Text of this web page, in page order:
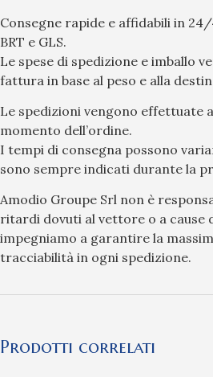
Consegne rapide e affidabili in
BRT e GLS.
Le spese di spedizione e imballo
fattura in base al peso e alla
Le spedizioni vengono effettuate
momento dell’ordine.
I tempi di consegna possono
sono sempre indicati durante la
Amodio Groupe Srl non è
ritardi dovuti al vettore o a cause
impegniamo a garantire la
tracciabilità in ogni spedizione.
Prodotti correlati